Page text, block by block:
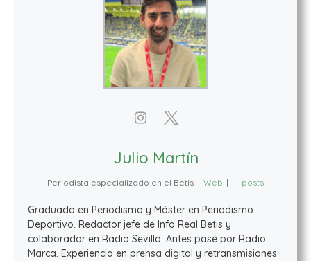
Julio Martín
Periodista especializado en el Betis | Web | + posts
Graduado en Periodismo y Máster en Periodismo
Deportivo. Redactor jefe de Info Real Betis y
colaborador en Radio Sevilla. Antes pasé por Radio
Marca. Experiencia en prensa digital y retransmisiones